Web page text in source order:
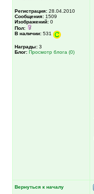
Регистрация: 28.04.2010
Сообщения: 1509
Изображений: 0
Пол:
В наличии: 531
Награды: 3
Блог: Просмотр блога (0)
Вернуться к началу